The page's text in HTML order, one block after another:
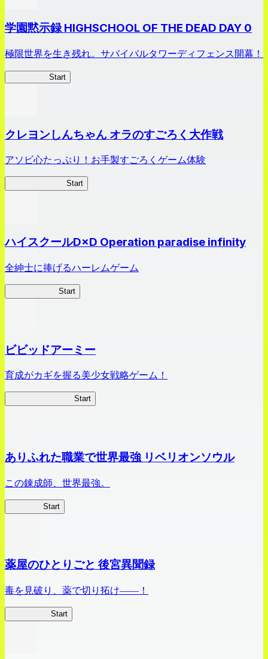
学園黙示録 HIGHSCHOOL OF THE DEAD DAY 0
極限世界を生き残れ。サバイバルタワーディフェンス開幕！
Start
クレヨンしんちゃん オラのすごろく大作戦
アソビ心たっぷり！お手製すごろくゲーム体験
Start
ハイスクールD×D Operation paradise infinity
全紳士に捧げるハーレムゲーム
Start
ビビッドアーミー
育成がカギを握る美少女戦略ゲーム！
Start
ありふれた職業で世界最強 リベリオンソウル
この錬成師、世界最強。
Start
薬屋のひとりごと 後宮異聞録
毒を見破り、薬で切り拓け――！
Start